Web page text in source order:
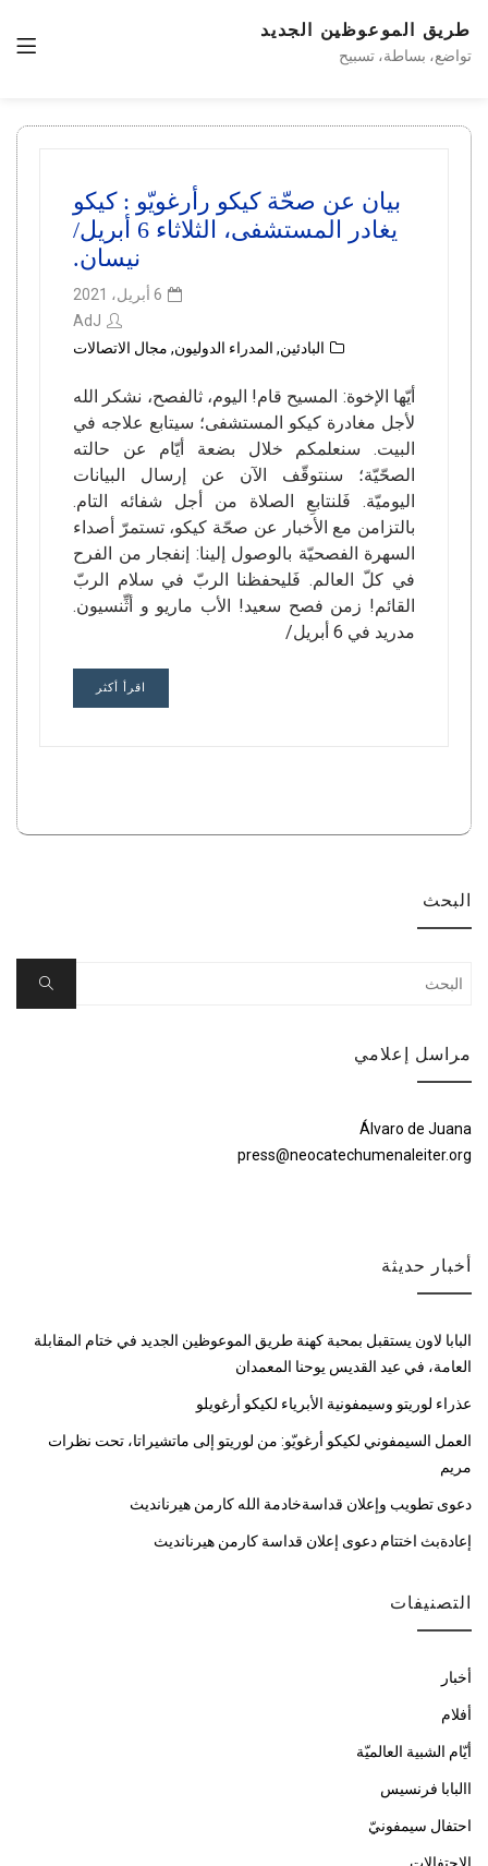
طريق الموعوظين الجديد
تواضع، بساطة، تسبيح
بيان عن صحّة كيكو رأرغويّو : كيكو
يغادر المستشفى، الثلاثاء 6 أبريل/
نيسان.
6 أبريل، 2021
AdJ
البادئين, المدراء الدوليون, مجال الاتصالات
أيّها الإخوة: المسيح قام! اليوم، ثالفصح، نشكر الله
لأجل مغادرة كيكو المستشفى؛ سيتابع علاجه في
البيت. سنعلمكم خلال بضعة أيّام عن حالته
الصحّيّة؛ سنتوقّف الآن عن إرسال البيانات
اليوميّة. فَلنتابعِ الصلاة من أجل شفائه التام.
بالتزامن مع الأخبار عن صحّة كيكو، تستمرّ أصداء
السهرة الفصحيّة بالوصول إلينا: إنفجار من الفرح
في كلّ العالم. فَليحفظنا الربّ في سلام الربّ
القائم! زمن فصح سعيد! الأب ماريو و أثِّنسيون.
مدريد في 6 أبريل/
اقرأ أكثر
البحث
Search
Search
مراسل إعلامي
Álvaro de Juana
press@neocatechumenaleiter.org
أخبار حديثة
البابا لاون يستقبل بمحبة كهنة طريق الموعوظين الجديد في ختام المقابلة
العامة، في عيد القديس يوحنا المعمدان
عذراء لوريتو وسيمفونية الأبرياء لكيكو أرغويلو
العمل السيمفوني لكيكو أرغويّو: من لوريتو إلى ماتشيراتا، تحت نظرات
مريم
دعوى تطويب وإعلان قداسةخادمة الله كارمن هيرنانديث
إعادةبث اختتام دعوى إعلان قداسة كارمن هيرنانديث
التصنيفات
أخبار
أفلام
أيّام الشبية العالميّة
االبابا فرنسيس
احتفال سيمفونيّ